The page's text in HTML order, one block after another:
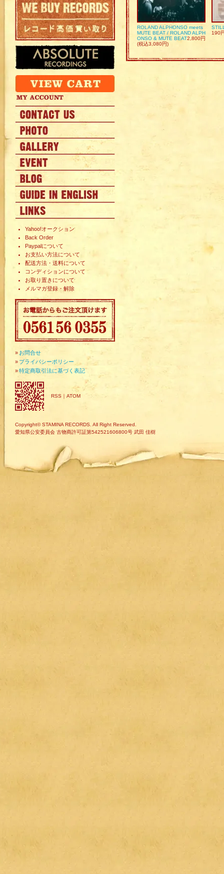
Yahoo!オークション
Back Order
Paypalについて
お支払い方法について
配送方法・送料について
コンディションについて
お取り置きについて
メルマガ登録・解除
» お問合せ
» プライバシーポリシー
»特定商取引法に基づく表記
RSS ｜ ATOM
ROLAND ALPHONSO meets
MUTE BEAT / ROLAND ALPH
ONSO & MUTE BEAT2,800円
(税込3,080円)
190
Copyright© STAMINA RECORDS. All Right Reserved.
愛知県公安委員会 古物商許可証第542521606800号 武田 佳樹